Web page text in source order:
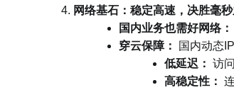
网络基石：稳定高速，决胜毫秒
国内业务也需好网络：
穿云保障：
国内动态
低延迟： 访
高稳定性：